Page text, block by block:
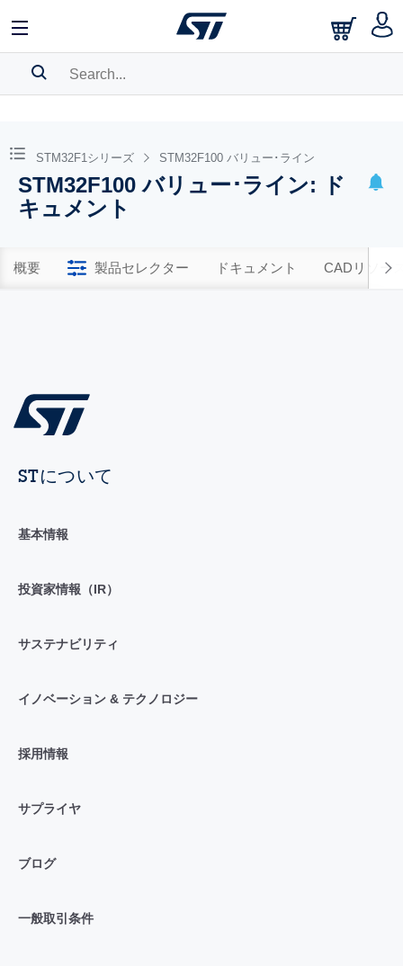
BOOKMARK
Pleaselog into show your saved searches.
STM32F1シリーズ STM32F100 バリュー･ライン
STM32F100 バリュー･ライン: ド
キュメント
概要 製品セレクター ドキュメント CADリソー
STについて
基本情報
投資家情報（IR）
サステナビリティ
イノベーション & テクノロジー
採用情報
サプライヤ
ブログ
一般取引条件